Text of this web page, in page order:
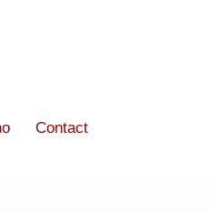
Contact